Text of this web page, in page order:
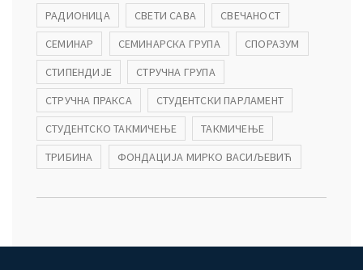
РАДИОНИЦА
СВЕТИ САВА
СВЕЧАНОСТ
СЕМИНАР
СЕМИНАРСКА ГРУПА
СПОРАЗУМ
СТИПЕНДИЈЕ
СТРУЧНА ГРУПА
СТРУЧНА ПРАКСА
СТУДЕНТСКИ ПАРЛАМЕНТ
СТУДЕНТСКО ТАКМИЧЕЊЕ
ТАКМИЧЕЊЕ
ТРИБИНА
ФОНДАЦИЈА МИРКО ВАСИЉЕВИЋ